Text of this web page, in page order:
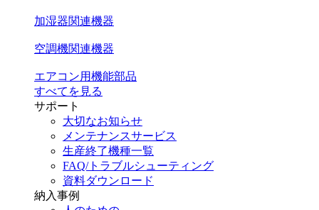
加湿器関連機器
空調機関連機器
エアコン用機能部品
すべてを見る
サポート
大切なお知らせ
メンテナンスサービス
生産終了機種一覧
FAQ/トラブルシューティング
資料ダウンロード
納入事例